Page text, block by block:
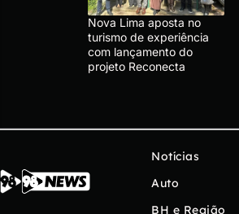
Nova Lima aposta no
turismo de experiência
com lançamento do
projeto Reconecta
Notícias
Auto
BH e Região